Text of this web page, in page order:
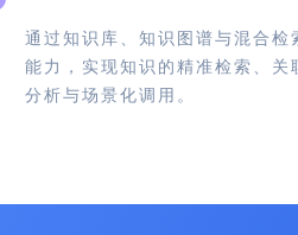
通过知识库、知识图谱与混合检
能力，实现知识的精准检索、关
分析与场景化调用。